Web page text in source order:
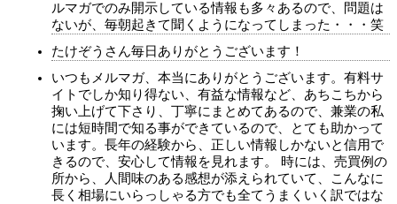
ルマガでのみ開示している情報も多々あるので、問題は
ないが、毎朝起きて聞くようになってしまった・・・笑
たけぞうさん毎日ありがとうございます！
いつもメルマガ、本当にありがとうございます。有料サ
イトでしか知り得ない、有益な情報など、あちこちから
掬い上げて下さり、丁寧にまとめてあるので、兼業の私
には短時間で知る事ができているので、とても助かって
います。長年の経験から、正しい情報しかないと信用で
きるので、安心して情報を見れます。 時には、売買例の
所から、人間味のある感想が添えられていて、こんなに
長く相場にいらっしゃる方でも全てうまくいく訳ではな